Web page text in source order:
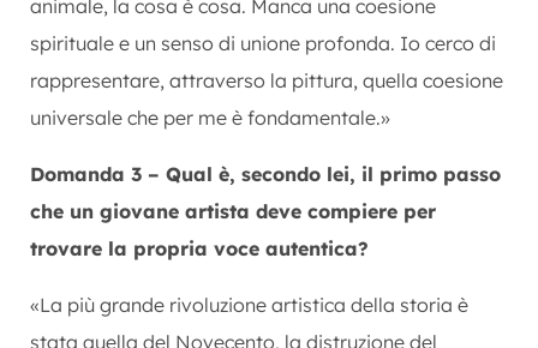
animale, la cosa è cosa. Manca una coesione
spirituale e un senso di unione profonda. Io cerco di
rappresentare, attraverso la pittura, quella coesione
universale che per me è fondamentale.»
Domanda 3 – Qual è, secondo lei, il primo passo
che un giovane artista deve compiere per
trovare la propria voce autentica?
«La più grande rivoluzione artistica della storia è
stata quella del Novecento, la distruzione del